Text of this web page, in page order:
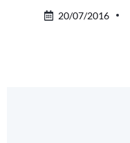
20/07/2016